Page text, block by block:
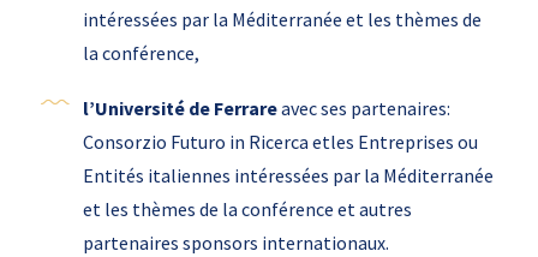
intéressées par la Méditerranée et les thèmes de
la conférence,
l’Université de Ferrareavec ses partenaires:
Consorzio Futuro in Ricerca etles Entreprises ou
Entités italiennes intéressées par la Méditerranée
et les thèmes de la conférence et autres
partenaires sponsors internationaux.